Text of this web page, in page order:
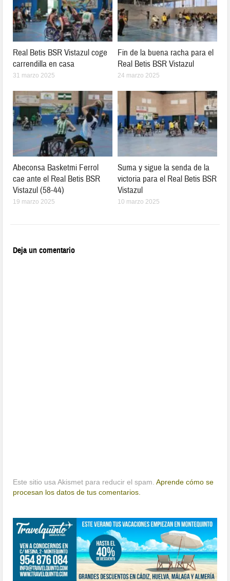
Real Betis BSR Vistazul coge
carrendilla en casa
31 marzo 2025
Fin de la buena racha para el
Real Betis BSR Vistazul
24 marzo 2025
Abeconsa Basketmi Ferrol
cae ante el Real Betis BSR
Vistazul (58-44)
19 marzo 2025
Suma y sigue la senda de la
victoria para el Real Betis BSR
Vistazul
10 marzo 2025
Deja un comentario
Este sitio usa Akismet para reducir el spam.Aprende cómo se
procesan los datos de tus comentarios.